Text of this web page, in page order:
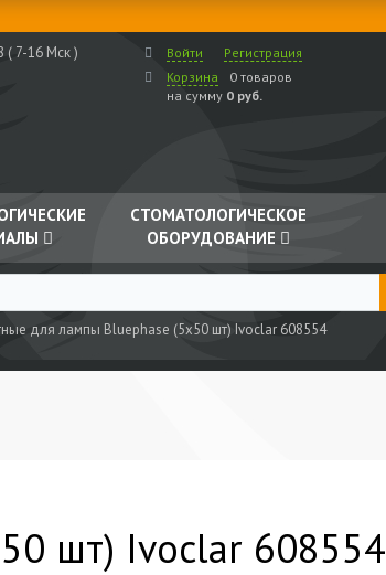
( 7-16 Мск ) Войти
Регистрация
Корзина
0 товаров
на сумму 0 руб.
СТОМАТОЛОГИЧЕСКОЕ
ОБОРУДОВАНИЕ
для лампы Bluephase (5х50 шт) Ivoclar 608554
шт) Ivoclar 608554